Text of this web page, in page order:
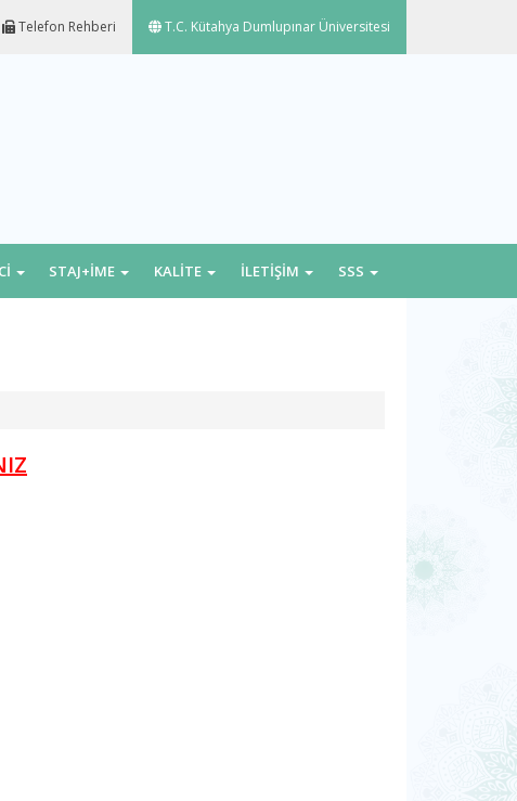
Telefon Rehberi T.C. Kütahya Dumlupınar Üniversitesi
STAJ+İME KALİTE İLETİŞİM SSS